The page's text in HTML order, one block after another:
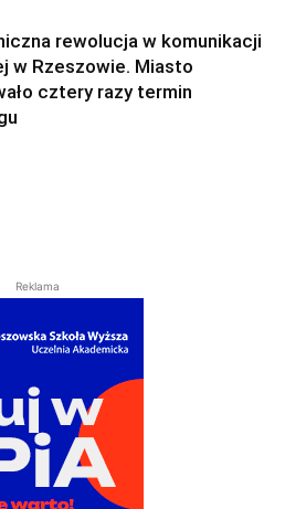
rewolucja w komunikacji
w Rzeszowie. Miasto
cztery razy termin
Reklama